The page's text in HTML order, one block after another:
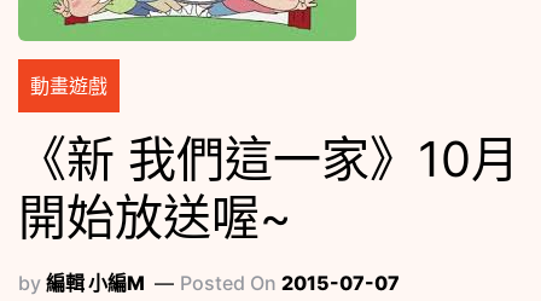
動畫遊戲
《新 我們這一家》10月
開始放送喔~
by 編輯 小編M Posted On 2015-07-07